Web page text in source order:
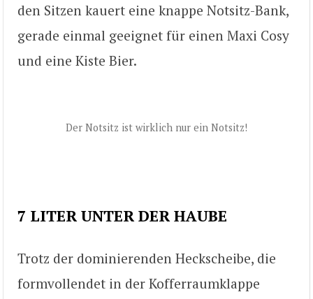
den Sitzen kauert eine knappe Notsitz-Bank,
gerade einmal geeignet für einen Maxi Cosy
und eine Kiste Bier.
Der Notsitz ist wirklich nur ein Notsitz!
7 LITER UNTER DER HAUBE
Trotz der dominierenden Heckscheibe, die
formvollendet in der Kofferraumklappe